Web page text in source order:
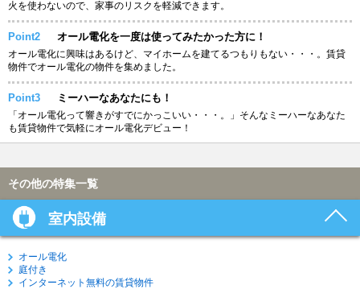
火を使わないので、家事のリスクを軽減できます。
Point2 オール電化を一度は使ってみたかった方に！
オール電化に興味はあるけど、マイホームを建てるつもりもない・・・。賃貸
物件でオール電化の物件を集めました。
Point3 ミーハーなあなたにも！
「オール電化って響きがすでにかっこいい・・・。」そんなミーハーなあなた
も賃貸物件で気軽にオール電化デビュー！
その他の特集一覧
室内設備
オール電化
庭付き
インターネット無料の賃貸物件